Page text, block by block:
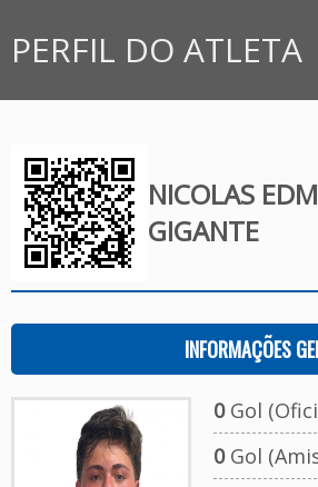
PERFIL DO ATLETA
NICOLAS
GIGANTE
INFORMAÇÕES
0Gol
0Gol